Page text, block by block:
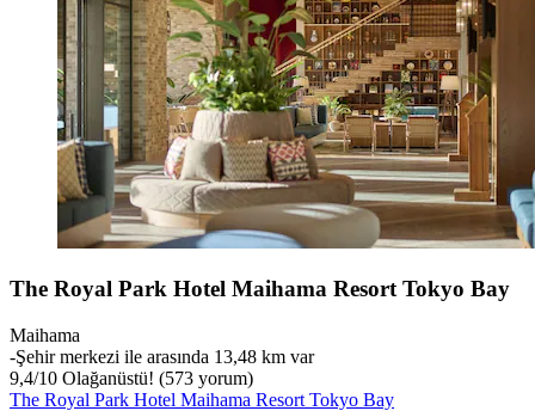
The Royal Park Hotel Maihama Resort Tokyo Bay
Maihama
‐Şehir merkezi ile arasında 13,48 km var
9,4/10 Olağanüstü! (573 yorum)
The Royal Park Hotel Maihama Resort Tokyo Bay